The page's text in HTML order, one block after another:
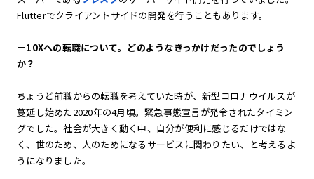
Flutterでクライアントサイドの開発を行うこともあります。
ー10Xへの転職について。どのようなきっかけだったのでしょう
か？
ちょうど前職からの転職を考えていた時が、新型コロナウイルスが
蔓延し始めた2020年の4月頃。緊急事態宣言が発令されたタイミン
グでした。社会が大きく動く中、自分が便利に感じるだけではな
く、世のため、人のためになるサービスに関わりたい、と考えるよ
うになりました。